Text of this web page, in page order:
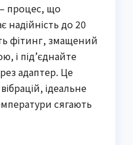
процес, що
надійність до 20
фітинг, змащений
і під’єднайте
адаптер. Це
ідеальне
сягають